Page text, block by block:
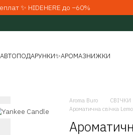
✨ HIDEHERE до −60%
АВТОПОДАРУНКИ✨АРОМАЗНИЖКИ
Aroma Buro СВІЧКИ
Ароматична свічка